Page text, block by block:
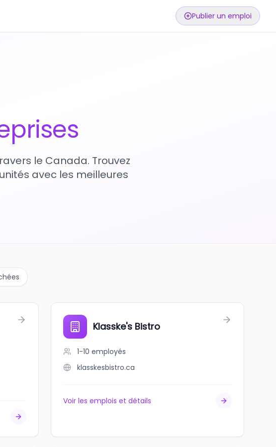
Publier un emploi
le Canada. Trouvez
avec les meilleures
Klasske's Bistro
1-10 employés
klasskesbistro.ca
Voir les emplois et détails